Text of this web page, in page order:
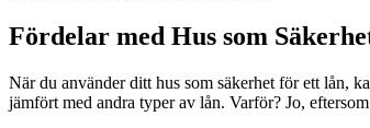
Fördelar med Hus som
När du använder ditt hus som säkerhet för ett lån,
jämfört med andra typer av lån. Varför? Jo,